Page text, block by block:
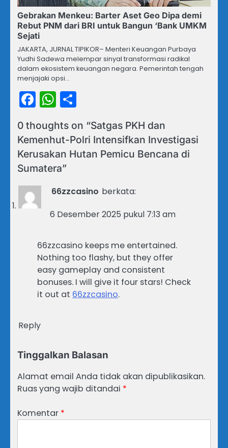
Gebrakan Menkeu: Barter Aset Geo Dipa demi
Rebut PNM dari BRI untuk Bangun ‘Bank UMKM
Sejati
JAKARTA, JURNAL TIPIKOR– Menteri Keuangan Purbaya
Yudhi Sadewa melempar sinyal transformasi radikal
dalam ekosistem keuangan negara. Pemerintah tengah
menjajaki opsi…
Facebook
WhatsApp
0 thoughts on “Satgas PKH dan
Kemenhut-Polri Intensifkan Investigasi
Kerusakan Hutan Pemicu Bencana di
Sumatera”
66zzcasino berkata:
6 Desember 2025 pukul 7:13 am
66zzcasino keeps me entertained.
Nothing too flashy, but they offer
easy gameplay and consistent
bonuses. I will give it four stars! Check
it out at 66zzcasino.
Reply
Tinggalkan Balasan
Alamat email Anda tidak akan dipublikasikan.
Ruas yang wajib ditandai *
Komentar *